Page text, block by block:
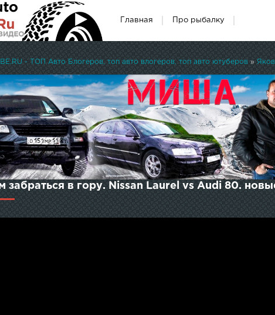
Главная Про рыбалку
- ТОП Авто Блогеров, топ авто влогеров, топ авто ютуберов»
забраться в гору. Nissan Laurel vs Audi 80.